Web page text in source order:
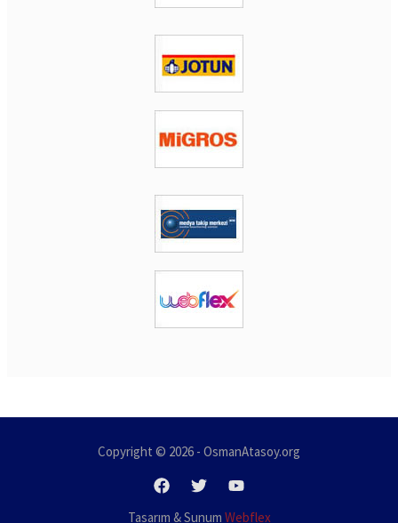
Copyright © 2026 - OsmanAtasoy.org
Tasarım & Sunum Webflex